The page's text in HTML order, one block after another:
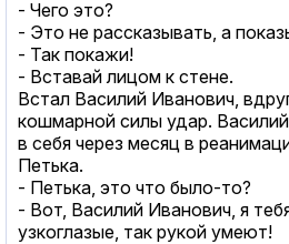
- Чего это?
- Это не рассказывать, а
- Так покажи!
- Вставай лицом к стене.
Встал Василий Иванович,
кошмарной силы удар.
в себя через месяц в
Петька.
- Петька, это что было-то?
- Вот, Василий Иванович, я
узкоглазые, так рукой умеют!